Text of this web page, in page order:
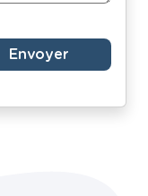
Envoyer